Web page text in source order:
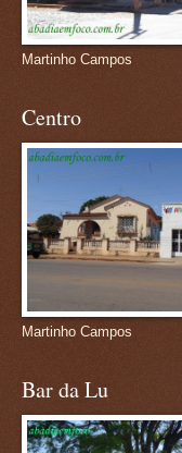
Martinho Campos
Centro
Martinho Campos
Bar da Lu